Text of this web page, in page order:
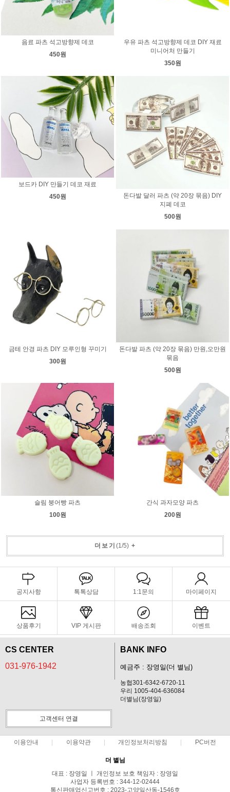
음료 파츠 석고방향제 데코
450원
우유 파츠 석고방향제 데코 DIY 재료
미니어처 만들기
350원
보드카 DIY 만들기 데코 재료
450원
돈다발 달러 파츠 (약 20장 묶음) DIY
지폐 데코
500원
금테 안경 파츠 DIY 모루인형 꾸미기
300원
돈다발 파츠 (약 20장 묶음) 만원,오만원
묶음
500원
슬림 붕어빵 파츠
100원
간식 과자모양 파츠
200원
더보기 (1/5)+
공지사항 톡톡상담 1:1문의 마이페이지
상품후기 VIP 게시판 배송조회 이벤트
CS CENTER
031-976-1942
BANK INFO
예금주 : 장영일(더 별님)
농협301-6342-6720-11
우리 1005-404-636084
더별님(장영일)
고객센터 연결
이용안내 이용약관 개인정보처리방침 PC버전
더 별님
대표 : 장영일 ㅣ 개인정보 보호 책임자 : 장영일
사업자 등록번호 : 344-12-02444
통신판매업신고번호 : 2023-고양일산동-1546호